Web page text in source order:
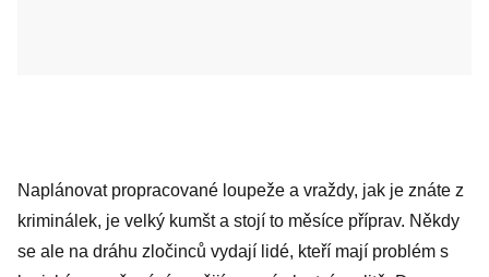
Naplánovat propracované loupeže a vraždy, jak je znáte z
kriminálek, je velký kumšt a stojí to měsíce příprav. Někdy
se ale na dráhu zločinců vydají lidé, kteří mají problém s